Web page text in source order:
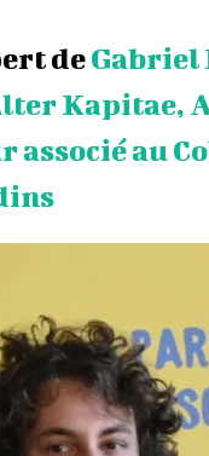
deGabriel
Kapitae,
associé au